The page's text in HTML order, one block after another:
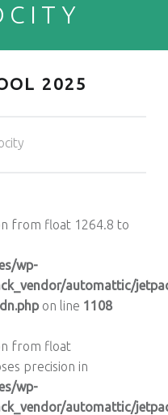
2025
from float 1264.8 to
wp-
automattic/
on line 1108
from float
precision in
wp-
automattic/